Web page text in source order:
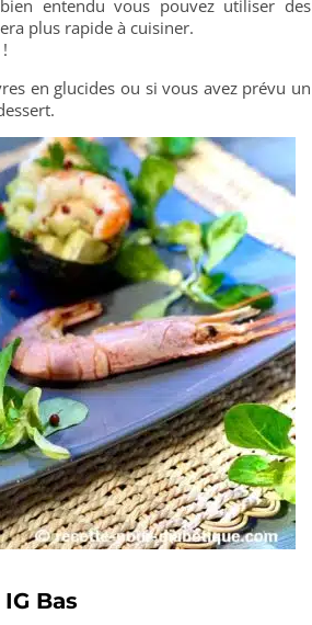
entendu vous pouvez utiliser des
plus rapide à cuisiner.
en glucides ou si vous avez prévu un
Bas